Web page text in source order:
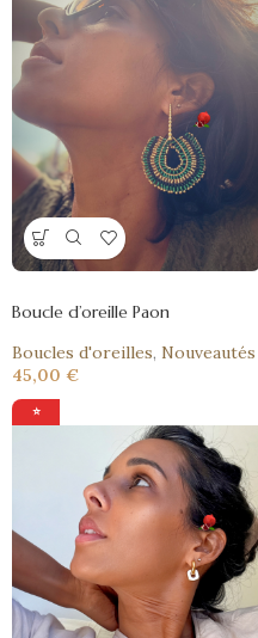
Boucle d’oreille Paon
Boucles d'oreilles, Nouveautés
45,00 €
⭐